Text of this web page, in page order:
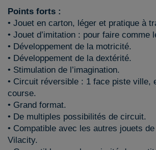
Points forts :
• Jouet en carton, léger et pratique à
• Jouet d’imitation : pour faire comme
• Développement de la motricité.
• Développement de la dextérité.
• Stimulation de l’imagination.
• Circuit réversible : 1 face piste ville,
course.
• Grand format.
• De multiples possibilités de circuit.
• Compatible avec les autres jouets
Vilacity.